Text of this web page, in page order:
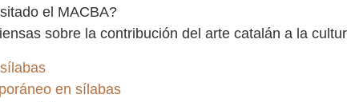
el MACBA?
sobre la contribución del arte catalán a la
en sílabas